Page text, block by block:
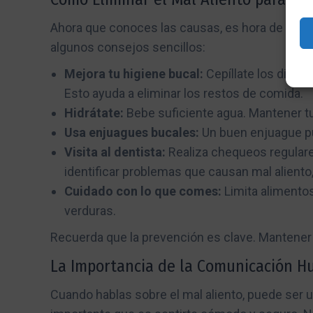
Ahora que conoces las causas, es hora de
algunos consejos sencillos:
Mejora tu higiene bucal: Cepíllate los
Esto ayuda a eliminar los restos de comida.
Hidrátate: Bebe suficiente agua. Mantener
Usa enjuagues bucales: Un buen enjuague
Visita al dentista: Realiza chequeos
identificar problemas que causan mal
Cuidado con lo que comes: Limita
verduras.
Recuerda que la prevención es clave.
La Importancia de la Comunicación
Cuando hablas sobre el mal aliento, puede ser